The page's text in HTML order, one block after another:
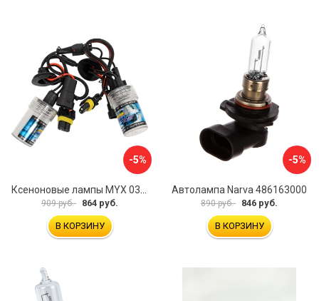
-5%
909 руб. 864 руб.
В КОРЗИНУ
-5%
Автолампа Narva 486163000
890 руб. 846 руб.
В КОРЗИНУ